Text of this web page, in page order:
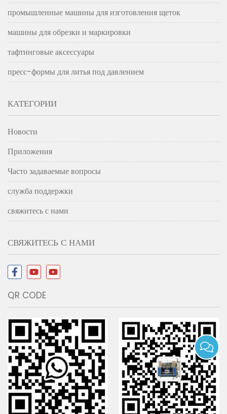
промышленные машины для изготовления щеток
машины для обрезки и маркировки
тафтинговые аксессуары
пресс-формы для литья под давлением
КАТЕГОРИИ
Новости
Приложения
Часто задаваемые вопросы
служба поддержки
свяжитесь с нами
СВЯЖИТЕСЬ С НАМИ
QR CODE